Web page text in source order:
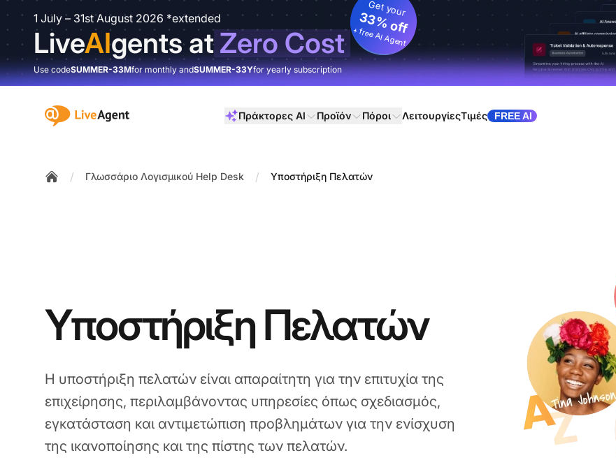
1 July – 31st August 2026 *extended
LiveAIgents atZero Cost
Get your
33% off
+ free AI Agent
Use codeSUMMER-33Mfor monthly andSUMMER-33Yfor yearly subscription
:site.title Πράκτορες AI Προϊόν Πόροι ΛειτουργίεςΤιμές FREE AI
/ Γλωσσάριο Λογισμικού Help Desk / Υποστήριξη Πελατών
Υποστήριξη Πελατών
Η υποστήριξη πελατών είναι απαραίτητη για την επιτυχία της
επιχείρησης, περιλαμβάνοντας υπηρεσίες όπως σχεδιασμός,
εγκατάσταση και αντιμετώπιση προβλημάτων για την ενίσχυση
της ικανοποίησης και της πίστης των πελατών.